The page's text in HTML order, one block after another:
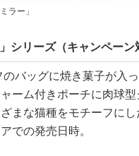
ラー」
シリーズ（キャンペーン
バッグに焼き菓子が入っ
ーム付きポーチに肉球
まな猫種をモチーフに
での発売日時。